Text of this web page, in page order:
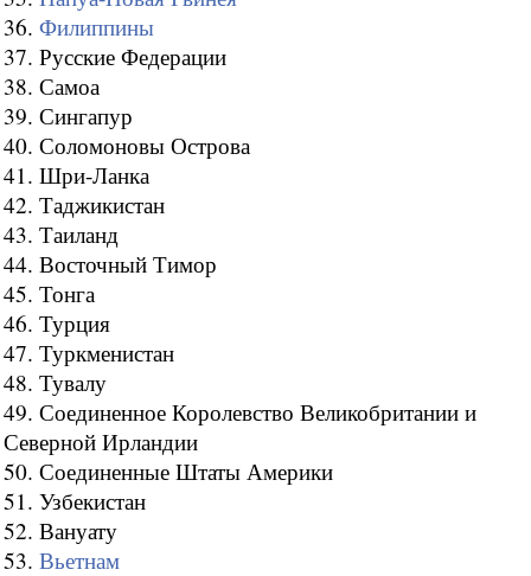
36. Филиппины
37. Русские Федерации
38. Самоа
39. Сингапур
40. Соломоновы Острова
41. Шри-Ланка
42. Таджикистан
43. Таиланд
44. Восточный Тимор
45. Тонга
46. Турция
47. Туркменистан
48. Тувалу
49. Соединенное Королевство Великобритании и
Северной Ирландии
50. Соединенные Штаты Америки
51. Узбекистан
52. Вануату
53. Вьетнам